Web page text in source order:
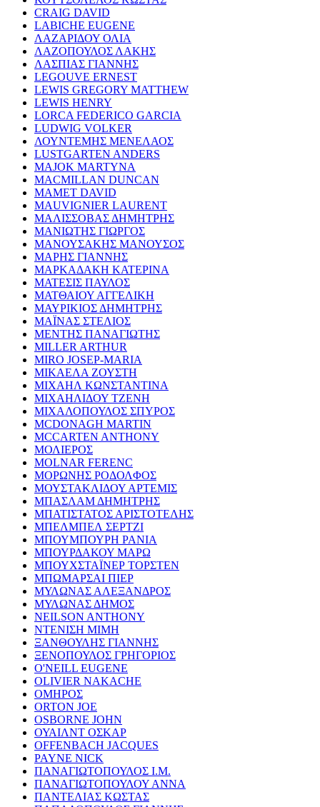
CRAIG DAVID
LABICHE EUGENE
ΛΑΖΑΡΙΔΟΥ ΟΛΙΑ
ΛΑΖΟΠΟΥΛΟΣ ΛΑΚΗΣ
ΛΑΣΠΙΑΣ ΓΙΑΝΝΗΣ
LEGOUVE ERNEST
LEWIS GREGORY MATTHEW
LEWIS HENRY
LORCA FEDERICO GARCIA
LUDWIG VOLKER
ΛΟΥΝΤΕΜΗΣ ΜΕΝΕΛΑΟΣ
LUSTGARTEN ANDERS
MAJOK MARTYNA
MACMILLAN DUNCAN
MAMET DAVID
MAUVIGNIER LAURENT
ΜΑΛΙΣΣΟΒΑΣ ΔΗΜΗΤΡΗΣ
ΜΑΝΙΩΤΗΣ ΓΙΩΡΓΟΣ
ΜΑΝΟΥΣΑΚΗΣ ΜΑΝΟΥΣΟΣ
ΜΑΡΗΣ ΓΙΑΝΝΗΣ
ΜΑΡΚΑΔΑΚΗ ΚΑΤΕΡΙΝΑ
ΜΑΤΕΣΙΣ ΠΑΥΛΟΣ
ΜΑΤΘΑΙΟΥ ΑΓΓΕΛΙΚΗ
ΜΑΥΡΙΚΙΟΣ ΔΗΜΗΤΡΗΣ
ΜΑΪΝΑΣ ΣΤΕΛΙΟΣ
ΜΕΝΤΗΣ ΠΑΝΑΓΙΩΤΗΣ
MILLER ARTHUR
MIRO JOSEP-MARIA
ΜΙΚΑΕΛΑ ΖΟΥΣΤΗ
ΜΙΧΑΗΛ ΚΩΝΣΤΑΝΤΙΝΑ
ΜΙΧΑΗΛΙΔΟΥ ΤΖΕΝΗ
ΜΙΧΑΛΟΠΟΥΛΟΣ ΣΠΥΡΟΣ
MCDONAGH MARTIN
MCCARTEN ANTHONY
ΜΟΛΙΕΡΟΣ
MOLNAR FERENC
ΜΟΡΩΝΗΣ ΡΟΔΟΛΦΟΣ
ΜΟΥΣΤΑΚΛΙΔΟΥ ΑΡΤΕΜΙΣ
ΜΠΑΣΛΑΜ ΔΗΜΗΤΡΗΣ
ΜΠΑΤΙΣΤΑΤΟΣ ΑΡΙΣΤΟΤΕΛΗΣ
ΜΠΕΛΜΠΕΛ ΣΕΡΤΖΙ
ΜΠΟΥΜΠΟΥΡΗ ΡΑΝΙΑ
ΜΠΟΥΡΔΑΚΟΥ ΜΑΡΩ
ΜΠΟΥΧΣΤΑΪΝΕΡ ΤΟΡΣΤΕΝ
ΜΠΩΜΑΡΣΑΙ ΠΙΕΡ
ΜΥΛΩΝΑΣ ΑΛΕΞΑΝΔΡΟΣ
ΜΥΛΩΝΑΣ ΔΗΜΟΣ
NEILSON ANTHONY
ΝΤΕΝΙΣΗ ΜΙΜΗ
ΞΑΝΘΟΥΛΗΣ ΓΙΑΝΝΗΣ
ΞΕΝΟΠΟΥΛΟΣ ΓΡΗΓΟΡΙΟΣ
O'NEILL EUGENE
OLIVIER NAKACHE
ΟΜΗΡΟΣ
ORTON JOE
OSBORNE JOHN
ΟΥΑΙΛΝΤ ΟΣΚΑΡ
OFFENBACH JACQUES
PAYNE NICK
ΠΑΝΑΓΙΩΤΟΠΟΥΛΟΣ Ι.Μ.
ΠΑΝΑΓΙΩΤΟΠΟΥΛΟΥ ΑΝΝΑ
ΠΑΝΤΕΛΙΑΣ ΚΩΣΤΑΣ